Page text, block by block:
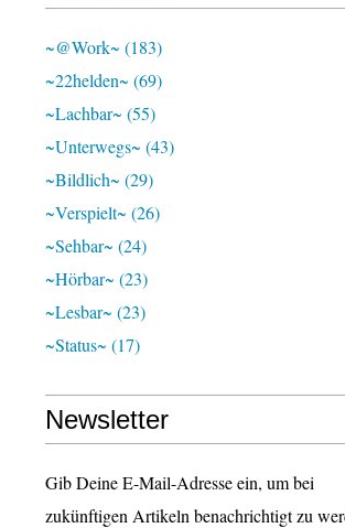
~@work~ (183)
~22helden~ (69)
~lachbar~ (55)
~unterwegs~ (43)
~bildlich~ (29)
~verspielt~ (26)
~sehbar~ (24)
~hörbar~ (23)
~lesbar~ (23)
~status~ (17)
Newsletter
Gib Deine E-Mail-Adresse ein, um bei
zukünftigen Artikeln benachrichtigt zu